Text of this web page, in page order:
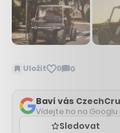
Uložit 0 0
Zobrazit
Baví vás
Vídejte ho na Googlu
Sledovat